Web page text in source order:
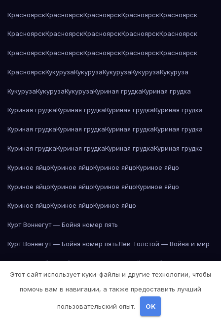
КрасноярскКрасноярскКрасноярскКрасноярскКрасноярск
КрасноярскКрасноярскКрасноярскКрасноярскКрасноярск
КрасноярскКрасноярскКрасноярскКрасноярскКрасноярск
КрасноярскКукурузаКукурузаКукурузаКукурузаКукуруза
КукурузаКукурузаКукурузаКуриная грудкаКуриная грудка
Куриная грудкаКуриная грудкаКуриная грудкаКуриная грудка
Куриная грудкаКуриная грудкаКуриная грудкаКуриная грудка
Куриная грудкаКуриная грудкаКуриная грудкаКуриная грудка
Куриное яйцоКуриное яйцоКуриное яйцоКуриное яйцо
Куриное яйцоКуриное яйцоКуриное яйцоКуриное яйцо
Куриное яйцоКуриное яйцоКуриное яйцо
Курт Воннегут — Бойня номер пять
Курт Воннегут — Бойня номер пятьЛев Толстой — Война и мир
Лев Толстой — Война и мирЛев Толстой — Война и мир
Этот сайт использует куки-файлы и другие технологии, чтобы
помочь вам в навигации, а также предоставить лучший
пользовательский опыт. OK